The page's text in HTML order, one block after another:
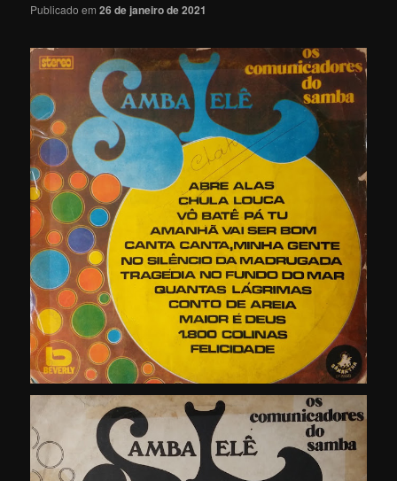
Publicado em26 de janeiro de 2021